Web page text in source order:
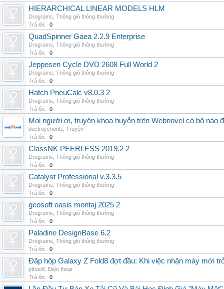
HIERARCHICAL LINEAR MODELS HLM
Drograms Thông gió thông thường
Trả lời:
0
QuadSpinner Gaea 2.2.9 Enterprise
Drograms Thông gió thông thường
Trả lời:
0
Jeppesen Cycle DVD 2608 Full World 2
Drograms Thông gió thông thường
Trả lời:
0
Hatch PneuCalc v8.0.3 2
Drograms Thông gió thông thường
Trả lời:
0
Mọi người ơi, truyện khoa huyễn trên Webnovel có bộ nào
doctruyenonlz Truyện
Trả lời:
0
ClassNK PEERLESS 2019.2 2
Drograms Thông gió thông thường
Trả lời:
0
Catalyst Professional v.3.3.5
Drograms Thông gió thông thường
Trả lời:
0
geosoft oasis montaj 2025 2
Drograms Thông gió thông thường
Trả lời:
0
Paladine DesignBase 6.2
Drograms Thông gió thông thường
Trả lời:
0
Đập hộp Galaxy Z Fold8 đợt đầu: Khi việc nhận máy mới
pthao6 Điện thoại
Trả lời:
0